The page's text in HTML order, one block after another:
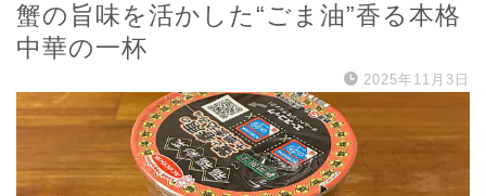
蟹の旨味を活かした“ごま油”香る本格
中華の一杯
2025年11月3日